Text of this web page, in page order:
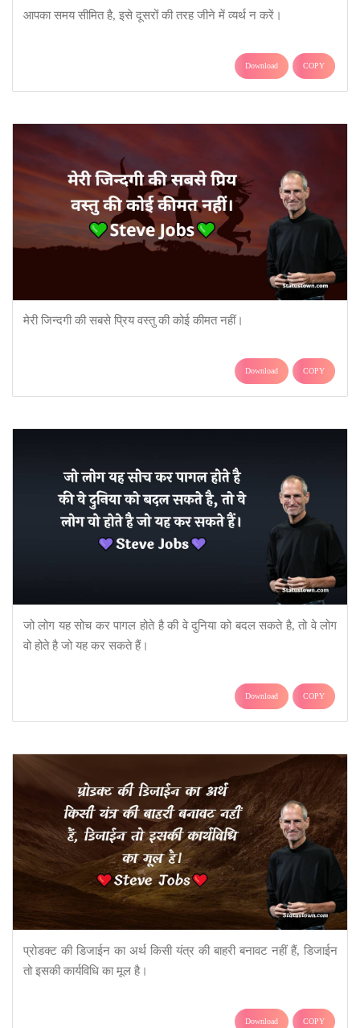
आपका समय सीमित है, इसे दूसरों की तरह जीने में व्यर्थ न करें।
Download COPY
मेरी जिन्दगी की सबसे प्रिय वस्तु की कोई कीमत नहीं।
Download COPY
जो लोग यह सोच कर पागल होते है की वे दुनिया को बदल सकते है, तो वे लोग
वो होते है जो यह कर सकते हैं।
Download COPY
प्रोडक्ट की डिजाईन का अर्थ किसी यंत्र की बाहरी बनावट नहीं हैं, डिजाईन
तो इसकी कार्यविधि का मूल है।
Download COPY